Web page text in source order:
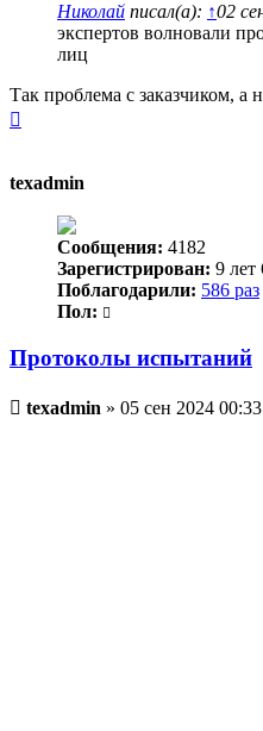
Николай писал(а): ↑02
экспертов волновали
лиц
Так проблема с заказчиком, а
texadmin
Сообщения: 4182
Зарегистрирован: 9 лет
Поблагодарили: 586 раз
Пол:
Протоколы испытаний
Непрочитанное
texadmin » 05 сен 2024 00:33